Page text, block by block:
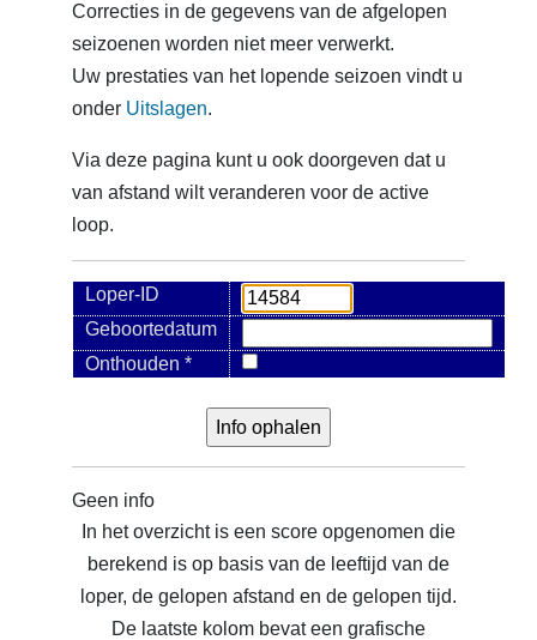
Correcties in de gegevens van de afgelopen
seizoenen worden niet meer verwerkt.
Uw prestaties van het lopende seizoen vindt u
onder Uitslagen.
Via deze pagina kunt u ook doorgeven dat u
van afstand wilt veranderen voor de active
loop.
Loper-ID
Geboortedatum
Onthouden *
Geen info
In het overzicht is een score opgenomen die
berekend is op basis van de leeftijd van de
loper, de gelopen afstand en de gelopen tijd.
De laatste kolom bevat een grafische